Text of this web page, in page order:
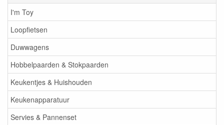
I'm Toy
Loopfietsen
Duwwagens
Hobbelpaarden & Stokpaarden
Keukentjes & Huishouden
Keukenapparatuur
Servies & Pannenset